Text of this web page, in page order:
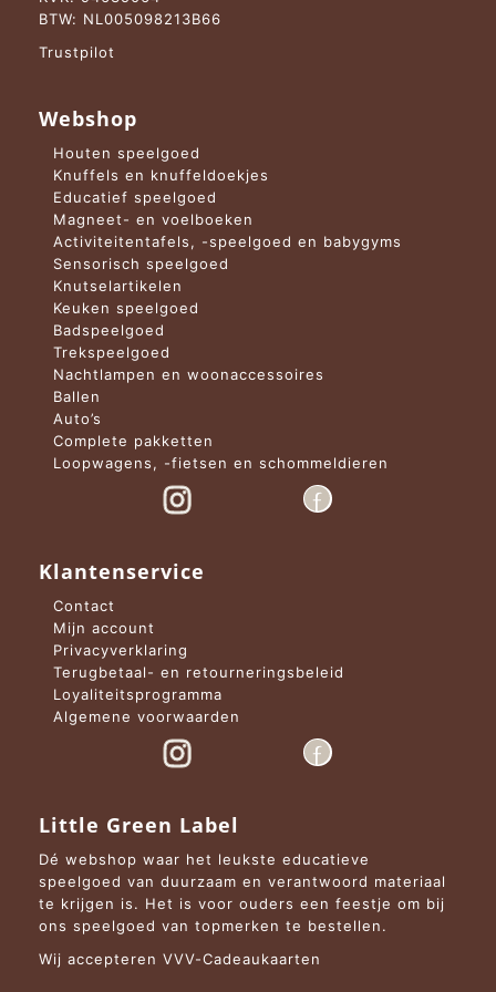
BTW: NL005098213B66
Trustpilot
Webshop
Houten speelgoed
Knuffels en knuffeldoekjes
Educatief speelgoed
Magneet- en voelboeken
Activiteitentafels, -speelgoed en babygyms
Sensorisch speelgoed
Knutselartikelen
Keuken speelgoed
Badspeelgoed
Trekspeelgoed
Nachtlampen en woonaccessoires
Ballen
Auto’s
Complete pakketten
Loopwagens, -fietsen en schommeldieren
Klantenservice
Contact
Mijn account
Privacyverklaring
Terugbetaal- en retourneringsbeleid
Loyaliteitsprogramma
Algemene voorwaarden
Little Green Label
Dé webshop waar het leukste educatieve
speelgoed van duurzaam en verantwoord materiaal
te krijgen is. Het is voor ouders een feestje om bij
ons speelgoed van topmerken te bestellen.
Wij accepteren VVV-Cadeaukaarten